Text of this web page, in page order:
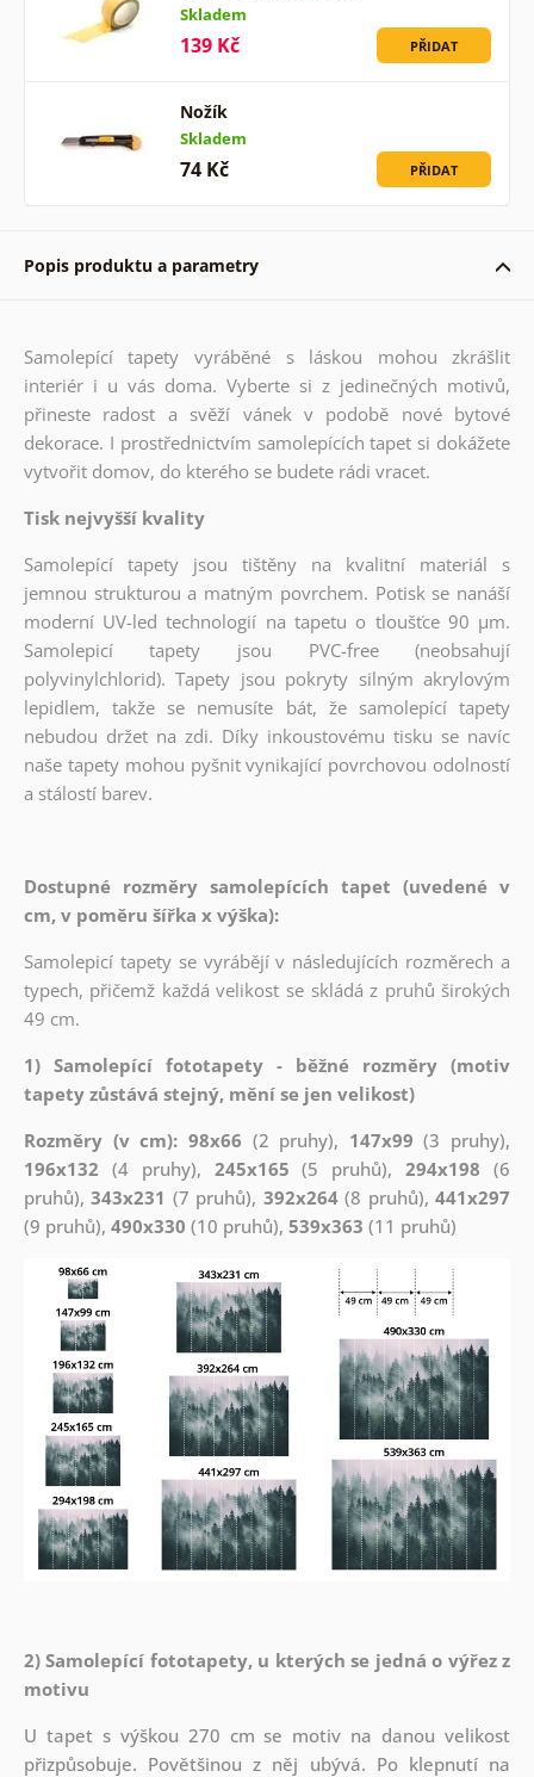
Skladem
139 Kč PŘIDAT
Nožík
Skladem
74 Kč PŘIDAT
Popis produktu a parametry
Samolepící tapety vyráběné s láskou mohou zkrášlit
interiér i u vás doma. Vyberte si z jedinečných motivů,
přineste radost a svěží vánek v podobě nové bytové
dekorace. I prostřednictvím samolepících tapet si dokážete
vytvořit domov, do kterého se budete rádi vracet.
Tisk nejvyšší kvality
Samolepící tapety jsou tištěny na kvalitní materiál s
jemnou strukturou a matným povrchem. Potisk se nanáší
moderní UV-led technologií na tapetu o tloušťce 90 µm.
Samolepicí tapety jsou PVC-free (neobsahují
polyvinylchlorid). Tapety jsou pokryty silným akrylovým
lepidlem, takže se nemusíte bát, že samolepící tapety
nebudou držet na zdi. Díky inkoustovému tisku se navíc
naše tapety mohou pyšnit vynikající povrchovou odolností
a stálostí barev.
Dostupné rozměry samolepících tapet (uvedené v
cm, v poměru šířka x výška):
Samolepicí tapety se vyrábějí v následujících rozměrech a
typech, přičemž každá velikost se skládá z pruhů širokých
49 cm.
1) Samolepící fototapety - běžné rozměry (motiv
tapety zůstává stejný, mění se jen velikost)
Rozměry (v cm): 98x66 (2 pruhy), 147x99 (3 pruhy),
196x132 (4 pruhy), 245x165 (5 pruhů),294x198 (6
pruhů),343x231 (7 pruhů), 392x264(8 pruhů),441x297
(9 pruhů), 490x330 (10 pruhů), 539x363 (11 pruhů)
2) Samolepící fototapety, u kterých se jedná o výřez z
motivu
U tapet s výškou 270 cm se motiv na danou velikost
přizpůsobuje. Povětšinou z něj ubývá. Po klepnutí na